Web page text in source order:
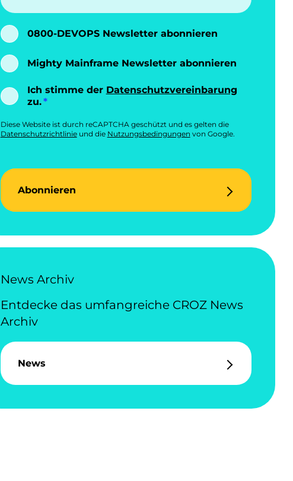
0800-DEVOPS Newsletter abonnieren
Mighty Mainframe Newsletter abonnieren
Ich stimme der Datenschutzvereinbarung
zu.
Diese Website ist durch reCAPTCHA geschützt und es gelten die
Datenschutzrichtlinieund die Nutzungsbedingungen von Google.
Abonnieren
News Archiv
Entdecke das umfangreiche CROZ News
Archiv
News